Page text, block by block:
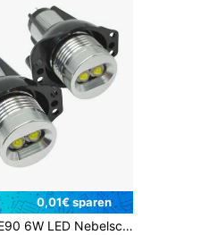
0,01€ sparen
2 Stücke E90 6W LED Nebelscheinwerfer Engelsaugen Dekorationsleuchten, direkt einsteckbar